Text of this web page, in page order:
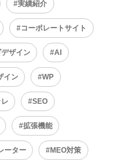
実績紹介
コーポレートサイト
ザイン AI
イン WP
SEO
拡張機能
ーター MEO対策